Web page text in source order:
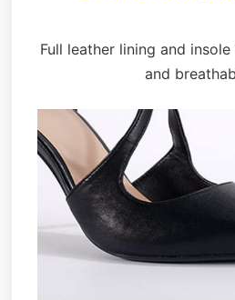
Full leather lining and
and